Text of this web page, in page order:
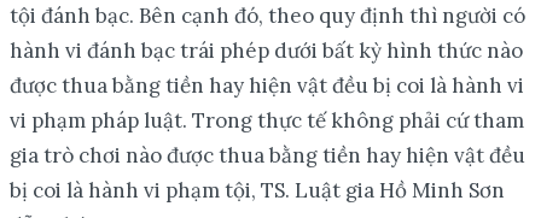
tội đánh bạc. Bên cạnh đó, theo quy định thì người có
hành vi đánh bạc trái phép dưới bất kỳ hình thức nào
được thua bằng tiền hay hiện vật đều bị coi là hành vi
vi phạm pháp luật. Trong thực tế không phải cứ tham
gia trò chơi nào được thua bằng tiền hay hiện vật đều
bị coi là hành vi phạm tội, TS. Luật gia Hồ Minh Sơn